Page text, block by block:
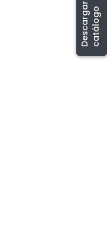
D
e
s
c
a
r
g
a
r
c
a
t
á
l
o
go